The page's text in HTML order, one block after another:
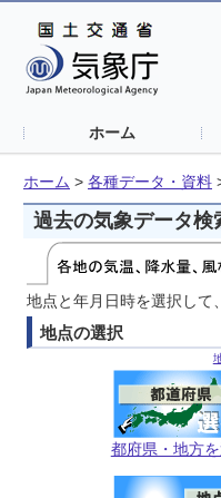
ホーム
ホーム > 各種データ・資料
過去の気象データ検
地点と年月日時を選択して
地点の選択
都府県・地方